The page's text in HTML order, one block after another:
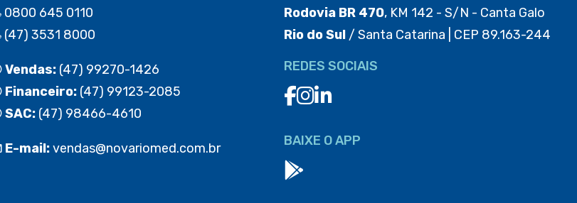
0800 645 0110
(47) 3531 8000
Vendas: (47) 99270-1426
Financeiro: (47) 99123-2085
SAC: (47) 98466-4610
E-mail:vendas@novariomed.com.br
Rodovia BR 470, KM 142 - S/N - Canta Galo
Rio do Sul/ Santa Catarina | CEP 89.163-244
REDES SOCIAIS
BAIXE O APP